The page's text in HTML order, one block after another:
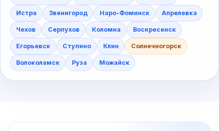
Истра Звенигород Наро-Фоминск Апрелевка
Чехов Серпухов Коломна Воскресенск
Егорьевск Ступино Клин Солнечногорск
Волоколамск Руза Можайск